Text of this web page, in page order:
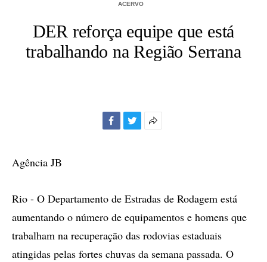
ACERVO
DER reforça equipe que está
trabalhando na Região Serrana
Agência JB
Rio - O Departamento de Estradas de Rodagem está
aumentando o número de equipamentos e homens que
trabalham na recuperação das rodovias estaduais
atingidas pelas fortes chuvas da semana passada. O